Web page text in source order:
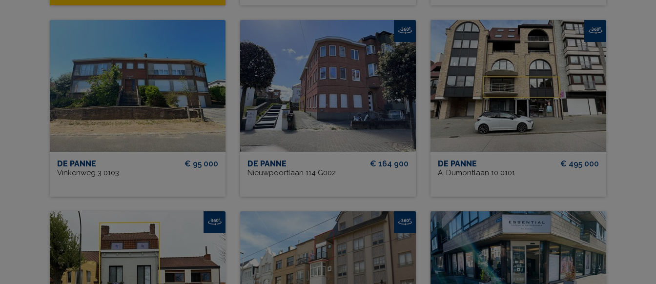
€ 95 000
DE PANNE
Vinkenweg 3 0103
BEW. OPP.
42 m²
# SLPK.
1
TERRAS?
Ja
€ 164 900
DE PANNE
Nieuwpoortlaan 114 G002
Residentie Largo G002
BEW. OPP.
48 m²
# SLPK.
2
€ 495 000
DE PANNE
A. Dumontlaan 10 0101
Residentie Albert Dumont 0101 (+
dubbele garage)
BEW. OPP.
141 m²
# SLPK.
3
GARAGE?
Ja
TERRAS?
Ja
Residentie Villa Aline 0101
BEW. OPP.
# SLPK.
Residentie Ailleurs 0302 + B3
BEW. OPP.
# SLPK.
Christina W001